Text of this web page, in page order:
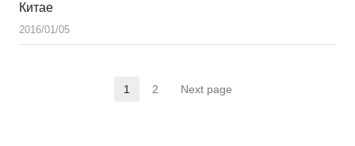
Китае
2016/01/05
Страница
1 Страница
2 Next page